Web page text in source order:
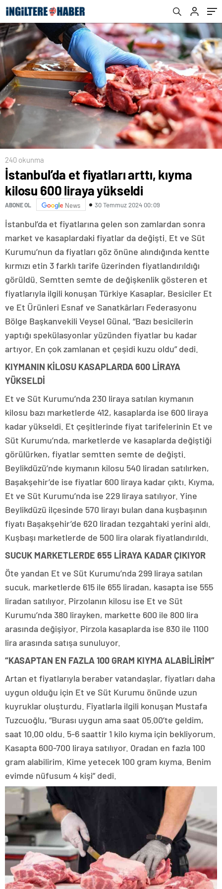
240 okunma
İstanbul’da et fiyatları arttı, kıyma
kilosu 600 liraya yükseldi
ABONE OL News 30 Temmuz 2024 00:09
İstanbul’da et fiyatlarına gelen son zamlardan sonra
market ve kasaplardaki fiyatlar da değişti. Et ve Süt
Kurumu’nun da fiyatları göz önüne alındığında kentte
kırmızı etin 3 farklı tarife üzerinden fiyatlandırıldığı
görüldü. Semtten semte de değişkenlik gösteren et
fiyatlarıyla ilgili konuşan Türkiye Kasaplar, Besiciler Et
ve Et Ürünleri Esnaf ve Sanatkârları Federasyonu
Bölge Başkanvekili Veysel Günal, “Bazı besicilerin
yaptığı spekülasyonlar yüzünden fiyatlar bu kadar
artıyor. En çok zamlanan et çeşidi kuzu oldu” dedi.
KIYMANIN KİLOSU KASAPLARDA 600 LİRAYA
YÜKSELDİ
Et ve Süt Kurumu’nda 230 liraya satılan kıymanın
kilosu bazı marketlerde 412, kasaplarda ise 600 liraya
kadar yükseldi. Et çeşitlerinde fiyat tarifelerinin Et ve
Süt Kurumu’nda, marketlerde ve kasaplarda değiştiği
görülürken, fiyatlar semtten semte de değişti.
Beylikdüzü’nde kıymanın kilosu 540 liradan satılırken,
Başakşehir’de ise fiyatlar 600 liraya kadar çıktı. Kıyma,
Et ve Süt Kurumu’nda ise 229 liraya satılıyor. Yine
Beylikdüzü ilçesinde 570 lirayı bulan dana kuşbaşının
fiyatı Başakşehir’de 620 liradan tezgahtaki yerini aldı.
Kuşbaşı marketlerde de 500 lira olarak fiyatlandırıldı.
SUCUK MARKETLERDE 655 LİRAYA KADAR ÇIKIYOR
Öte yandan Et ve Süt Kurumu’nda 299 liraya satılan
sucuk, marketlerde 615 ile 655 liradan, kasapta ise 555
liradan satılıyor. Pirzolanın kilosu ise Et ve Süt
Kurumu’nda 380 lirayken, markette 600 ile 800 lira
arasında değişiyor. Pirzola kasaplarda ise 830 ile 1100
lira arasında satışa sunuluyor.
“KASAPTAN EN FAZLA 100 GRAM KIYMA ALABİLİRİM”
Artan et fiyatlarıyla beraber vatandaşlar, fiyatları daha
uygun olduğu için Et ve Süt Kurumu önünde uzun
kuyruklar oluşturdu. Fiyatlarla ilgili konuşan Mustafa
Tuzcuoğlu, “Burası uygun ama saat 05.00’te geldim,
saat 10.00 oldu. 5-6 saattir 1 kilo kıyma için bekliyorum.
Kasapta 600-700 liraya satılıyor. Oradan en fazla 100
gram alabilirim. Kime yetecek 100 gram kıyma. Benim
evimde nüfusum 4 kişi” dedi.